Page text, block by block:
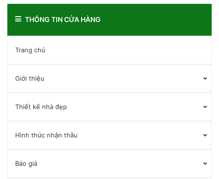
THÔNG TIN CỬA HÀNG
Trang chủ
Giới thiệu
Thiết kế nhà đẹp
Hình thức nhận thầu
Báo giá